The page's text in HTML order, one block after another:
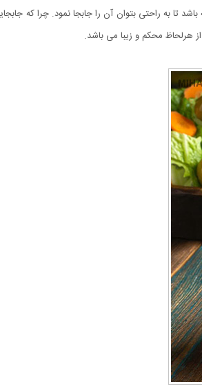
تا به راحتی بتوان آن را جابجا نمود. چرا که
هرلحاظ محکم و زیبا می باشد.